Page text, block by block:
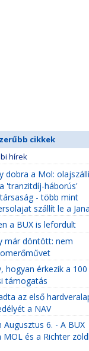
cikkek
hírek
dobra a Mol:
'tranzitdíj-háborús'
- több mint
szállít le a
a BUX is lefordult
már döntött: nem
hogyan érkezik a 100
támogatás
az első
a NAV
6. - A BUX
MOL és a Richter